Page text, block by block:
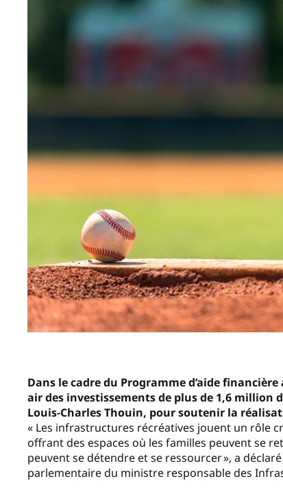
Dans le cadre du Programme d’aide
air des investissements de plus de 1,6 million
Louis-Charles Thouin, pour soutenir la
« Les infrastructures récréatives jouent un rôle
offrant des espaces où les familles peuvent se
peuvent se détendre et se ressourcer », a
parlementaire du ministre responsable des